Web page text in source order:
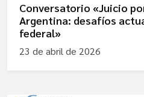
Conversatorio «Juicio
Argentina: desafíos
federal»
23 de abril de 2026